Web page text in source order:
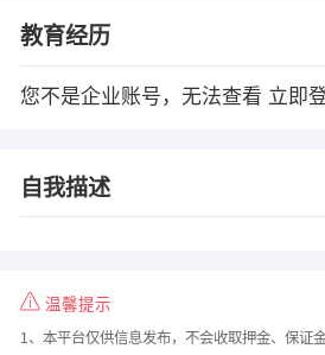
教育经历
您不是企业账号，无法查看 立即
自我描述
温馨提示
1、本平台仅供信息发布，不会收取押金、保证金